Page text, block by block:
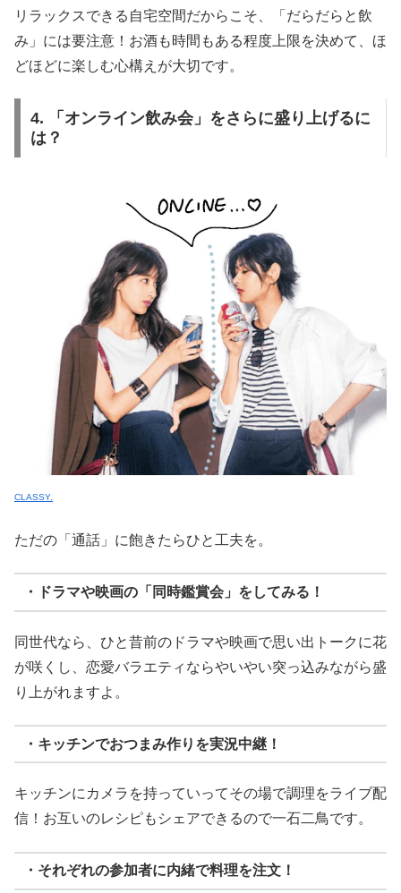
リラックスできる自宅空間だからこそ、「だらだらと飲
み」には要注意！お酒も時間もある程度上限を決めて、ほ
どほどに楽しむ心構えが大切です。
4. 「オンライン飲み会」をさらに盛り上げるに
は？
CLASSY.
ただの「通話」に飽きたらひと工夫を。
・ドラマや映画の「同時鑑賞会」をしてみる！
同世代なら、ひと昔前のドラマや映画で思い出トークに花
が咲くし、恋愛バラエティならやいやい突っ込みながら盛
り上がれますよ。
・キッチンでおつまみ作りを実況中継！
キッチンにカメラを持っていってその場で調理をライブ配
信！お互いのレシピもシェアできるので一石二鳥です。
・それぞれの参加者に内緒で料理を注文！